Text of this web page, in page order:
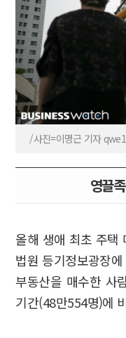
/사진=이명근 기자
영끌
올해 생애 최초 주택
법원 등기정보광장
부동산을 매수한 사
기간(48만554명)에